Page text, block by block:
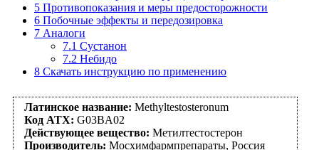
5 Противопоказания и меры предосторожности
6 Побочные эффекты и передозировка
7 Аналоги
7.1 Сустанон
7.2 Небидо
8 Скачать инструкцию по применению
Латинское название: Methyltestosteronum
Код АТХ: G03BA02
Действующее вещество: Метилтестостерон
Производитель: Мосхимфармпрепараты, Россия